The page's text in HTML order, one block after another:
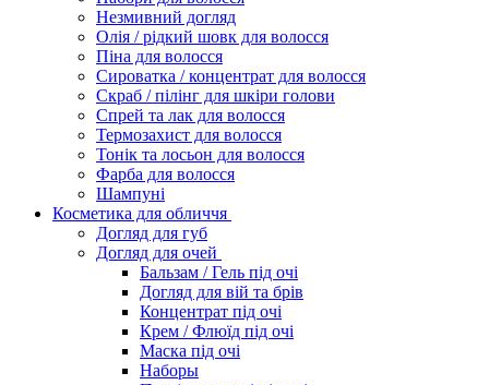
Незмивний догляд
Олія / рідкий шовк для волосся
Піна для волосся
Сироватка / концентрат для волосся
Скраб / пілінг для шкіри голови
Спрей та лак для волосся
Термозахист для волосся
Тонік та лосьон для волосся
Фарба для волосся
Шампуні
Косметика для обличчя
Догляд для губ
Догляд для очей
Бальзам / Гель під очі
Догляд для вій та брів
Концентрат під очі
Крем / Флюїд під очі
Маска під очі
Наборы